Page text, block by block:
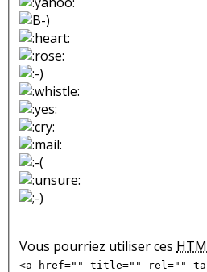
Vous pourriez utiliser ces
<a href="" title="" rel=""